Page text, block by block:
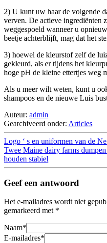
2) U kunt uw haar de volgende
verven. De actieve ingrediënten
weggespoeld wanneer u
beetje achterblijft, mag dat het
3) hoewel de kleurstof zelf de
gekleurd, als er tijdens het
hoge pH de kleine ettertjes weg
Als u meer wilt weten, kunt u
shampoos en de nieuwe Luis
Auteur: admin
Gearchiveerd onder: Articles
Logo ‘ s en uniformen van de
Twee Maine dairy farms
houden stabiel
Geef een antwoord
Het e-mailadres wordt niet
gemarkeerd met *
Naam*
E-mailadres*